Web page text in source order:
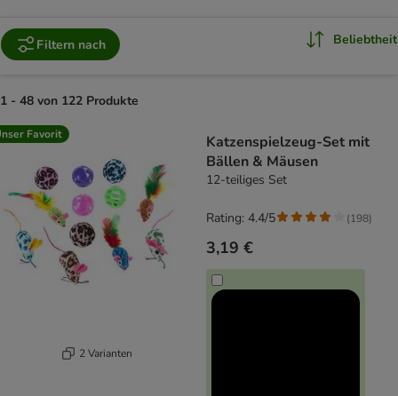
Filtern nach Beliebtheit
1 - 48 von 122 Produkte
product items have been changed
Favorit
2 Varianten
Katzenspielzeug-Set mit
Bällen & Mäusen
12-teiliges Set
3,19 €
Rating: 4.4/5 (198)